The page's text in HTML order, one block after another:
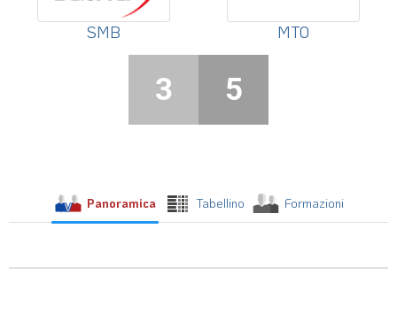
SMB MTO
3 5
Panoramica Tabellino Formazioni